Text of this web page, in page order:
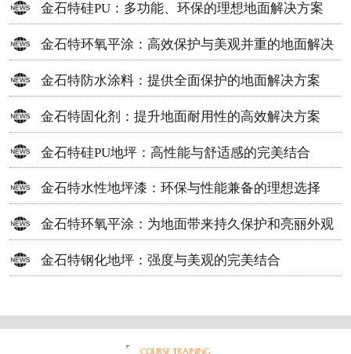
金石特硅PU：多功能、环保的理想地面解决方案
金石特环氧平涂：高效保护与美观并重的地面解决
方案
金石特防水涂料：提供全面保护的地面解决方案
金石特固化剂：提升地面耐用性的高效解决方案
金石特硅PU地坪：高性能与舒适感的完美结合
金石特水性地坪漆：环保与性能兼备的理想选择
金石特环氧平涂：为地面带来持久保护和亮丽外观
金石特钢化地坪：强度与美观的完美结合